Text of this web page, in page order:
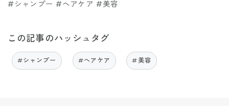
#シャンプー #ヘアケア #美容
この記事のハッシュタグ
#シャンプー #ヘアケア #美容